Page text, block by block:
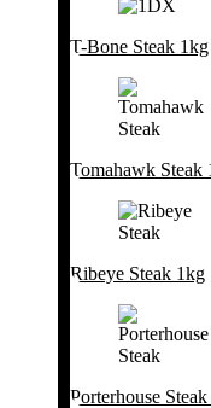
T-Bone Steak 1kg
Tomahawk Steak
Ribeye Steak 1kg
Porterhouse